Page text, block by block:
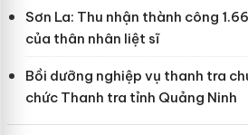
Sơn La: Thu nhận thành công
của thân nhân liệt sĩ
Bồi dưỡng nghiệp vụ thanh tra
chức Thanh tra tỉnh Quảng Ninh